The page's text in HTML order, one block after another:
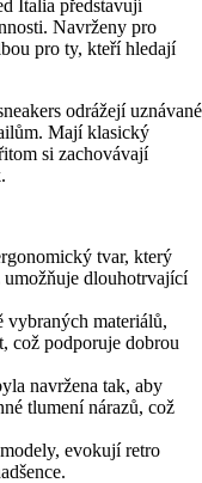
Italia představují
Navrženy pro
pro ty, kteří hledají
odrážejí uznávané
Mají klasický
si zachovávají
tvar, který
dlouhotrvající
vybraných materiálů,
což podporuje dobrou
navržena tak, aby
tlumení nárazů, což
evokují retro